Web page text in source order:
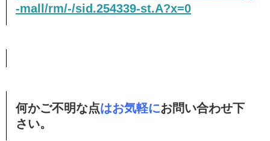
-mall/rm/-/sid.254339-st.A?x=0
何かご不明な点はお気軽にお問い合わせ下
さい。